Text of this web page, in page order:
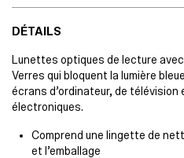
DÉTAILS
Lunettes optiques de lecture
Verres qui bloquent la lumière
écrans d’ordinateur, de télévision
électroniques.
Comprend une lingette de
et l’emballage